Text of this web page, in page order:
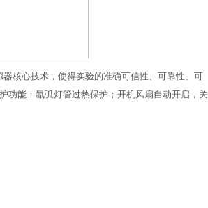
核心技术，使得实验的准确可信性、可靠性、可
功能：氙弧灯管过热保护；开机风扇自动开启，关